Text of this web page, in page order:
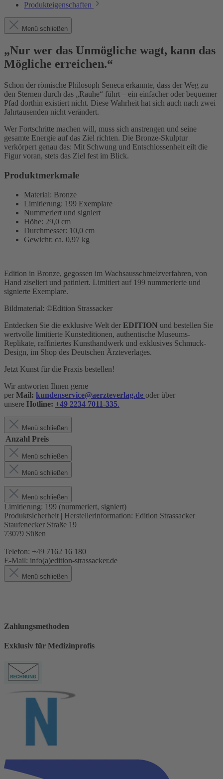
Produkteigenschaften
Menü schließen
„Nur wer das Unmögliche wagt, kann das
Mögliche erreichen.“
Schon der römische Philosoph Seneca erkannte, dass der Weg zu
den Sternen durch das „Rauhe“ führt – ein einfacher oder bequemer
Pfad dorthin existiert nicht. Diese Wahrheit hat sich auch nach zwei
Jahrtausenden nicht verändert.
Wer Fortschritte machen will, muss sich anstrengen und seine
gesamte Energie auf das Ziel richten. Die Bronze-Skulptur
verkörpert genau das: Mit Schwung und Entschlossenheit eilt die
Figur voran, stets das Ziel fest im Blick.
Produktmerkmale
Material: Bronze
Limitierung: 199 Exemplare
Nummeriert und signiert
Höhe: 29,0 cm
Durchmesser: 10,0 cm
Gewicht: ca. 0,97 kg
Edition in Bronze, gegossen im Wachsausschmelzverfahren, von
Hand ziseliert und patiniert. Limitiert auf 199 nummerierte und
signierte Exemplare.
Bildmaterial: ©Edition Strassacker
Entdecken Sie die exklusive Welt der EDITION und bestellen Sie
wertvolle limitierte Kunsteditionen, authentische Museums-
Replikate, raffiniertes Kunsthandwerk und exklusives Schmuck-
Design, im Shop des Deutschen Ärzteverlages.
Jetzt Kunst für die Praxis bestellen!
Wir antworten Ihnen gerne
per Mail: kundenservice@aerzteverlag.de oder über
unsere Hotline: +49 2234 7011-335.
Menü schließen
Anzahl Preis
Menü schließen
Menü schließen
Menü schließen
Limitierung: 199 (nummeriert, signiert)
Produktsicherheit | Herstellerinformation: Edition Strassacker
Staufenecker Straße 19
73079 Süßen
Telefon: +49 7162 16 180
E-Mail: info(a)edition-strassacker.de
Menü schließen
Zahlungsmethoden
Exklusiv für Medizinprofis